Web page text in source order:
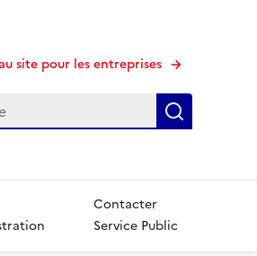
site pour les entreprises
Contacter
Service Public